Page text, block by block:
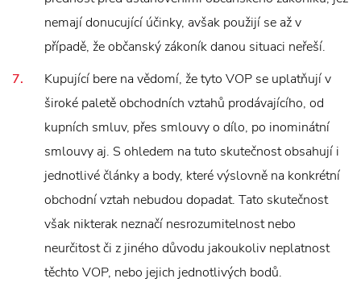
nemají donucující účinky, avšak použijí se až v
případě, že občanský zákoník danou situaci neřeší.
Kupující bere na vědomí, že tyto VOP se uplatňují v
široké paletě obchodních vztahů prodávajícího, od
kupních smluv, přes smlouvy o dílo, po inominátní
smlouvy aj. S ohledem na tuto skutečnost obsahují i
jednotlivé články a body, které výslovně na konkrétní
obchodní vztah nebudou dopadat. Tato skutečnost
však nikterak neznačí nesrozumitelnost nebo
neurčitost či z jiného důvodu jakoukoliv neplatnost
těchto VOP, nebo jejich jednotlivých bodů.